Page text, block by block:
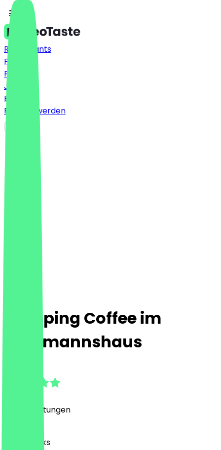
Restaurants
Preise
FAQ
Jobs
Blog
Partner werden
Camping Coffee im
Kaufmannshaus
Bewertungen
Café, Drinks